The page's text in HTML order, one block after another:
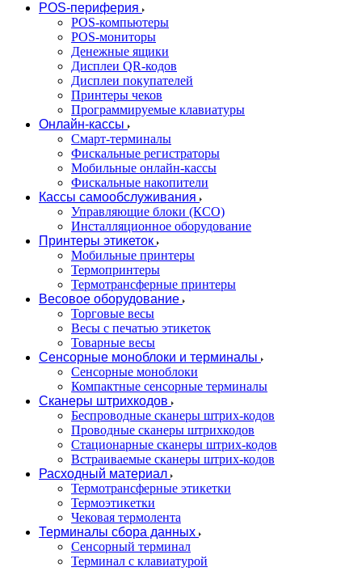
POS-периферия
POS-компьютеры
POS-мониторы
Денежные ящики
Дисплеи QR-кодов
Дисплеи покупателей
Принтеры чеков
Программируемые клавиатуры
Онлайн-кассы
Смарт-терминалы
Фискальные регистраторы
Мобильные онлайн-кассы
Фискальные накопители
Кассы самообслуживания
Управляющие блоки (КСО)
Инсталляционное оборудование
Принтеры этикеток
Мобильные принтеры
Термопринтеры
Термотрансферные принтеры
Весовое оборудование
Торговые весы
Весы с печатью этикеток
Товарные весы
Сенсорные моноблоки и терминалы
Сенсорные моноблоки
Компактные сенсорные терминалы
Сканеры штрихкодов
Беспроводные сканеры штрих-кодов
Проводные сканеры штрихкодов
Стационарные сканеры штрих-кодов
Встраиваемые сканеры штрих-кодов
Расходный материал
Термотрансферные этикетки
Термоэтикетки
Чековая термолента
Терминалы сбора данных
Сенсорный терминал
Терминал с клавиатурой